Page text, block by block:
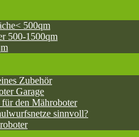
500qm
500-1500qm
Zubehör
Garage
den Mähroboter
sinnvoll?